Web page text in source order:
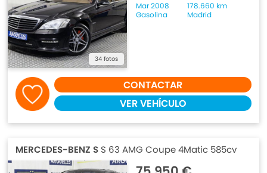
34 fotos
Mar 2008
178.660 km
Gasolina
Madrid
CONTACTAR
VER VEHÍCULO
MERCEDES-BENZ S S 63 AMG Coupe 4Matic 585cv